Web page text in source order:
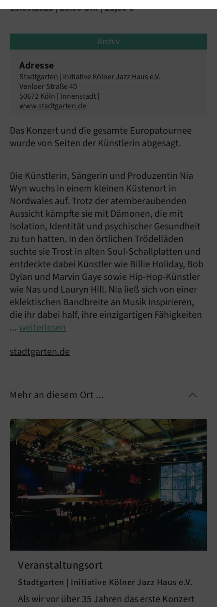
19.09.2025 | 20:00 Uhr| 21,00 €
Archiv
Adresse
Stadtgarten | Initiative Kölner Jazz Haus e.V.
Venloer Straße 40
50672 Köln [ Innenstadt ]
www.stadtgarten.de
Das Konzert und die gesamte Europatournee
wurde von Seiten der Künstlerin abgesagt.
Die Künstlerin, Sängerin und Produzentin Nia
Wyn wuchs in einem kleinen Küstenort in
Nordwales auf. Trotz der atemberaubenden
Aussicht kämpfte sie mit Dämonen, die mit
Isolation, Identität und psychischer Gesundheit
zu tun hatten. In den örtlichen Trödelläden
suchte sie Trost in alten Soul-Schallplatten und
entdeckte dabei Künstler wie Billie Holiday, Bob
Dylan und Marvin Gaye sowie Hip-Hop-Künstler
wie Nas und Lauryn Hill. Nia ließ sich von einer
eklektischen Bandbreite an Musik inspirieren,
die ihr dabei half, ihre einzigartigen Fähigkeiten
...weiterlesen
stadtgarten.de
Mehr an diesem Ort ...
Veranstaltungsort
Stadtgarten | Initiative Kölner Jazz Haus e.V.
Als wir vor über 35 Jahren das erste Konzert